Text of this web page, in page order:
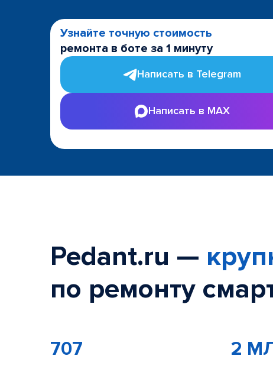
Узнайте точную стоимость
ремонта в боте за 1 минуту
Написать в Telegram
Написать в MAX
Pedant.ru —
по ремонту
707 2